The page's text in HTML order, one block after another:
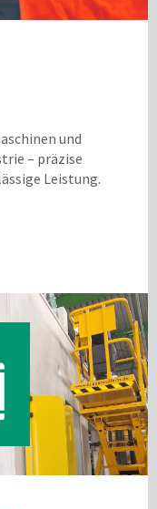
und
– präzise
Leistung.